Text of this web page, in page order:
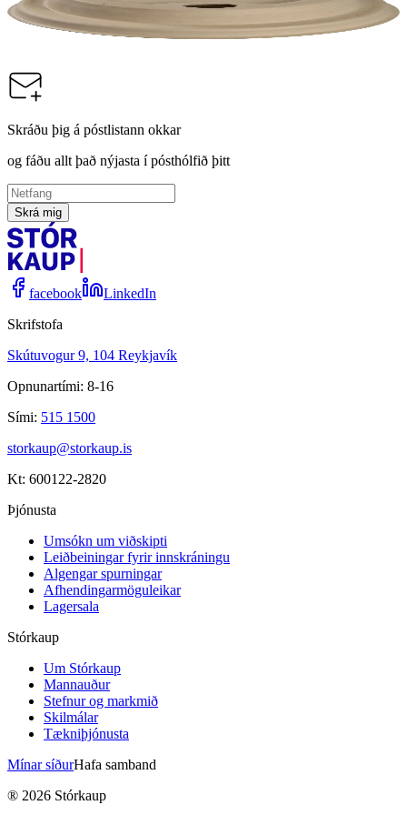
Lok á Kaffimál 24cl, 20x 50stk
Skráðu þig á póstlistann okkar
og fáðu allt það nýjasta í pósthólfið þitt
Skrá mig
facebook
LinkedIn
Skrifstofa
Skútuvogur 9, 104 Reykjavík
Opnunartími: 8-16
Sími: 515 1500
storkaup@storkaup.is
Kt: 600122-2820
Þjónusta
Umsókn um viðskipti
Leiðbeiningar fyrir innskráningu
Algengar spurningar
Afhendingarmöguleikar
Lagersala
Stórkaup
Um Stórkaup
Mannauður
Stefnur og markmið
Skilmálar
Tækniþjónusta
Mínar síðurHafa samband
® 2026 Stórkaup